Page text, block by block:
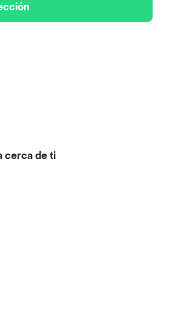
cerca de ti